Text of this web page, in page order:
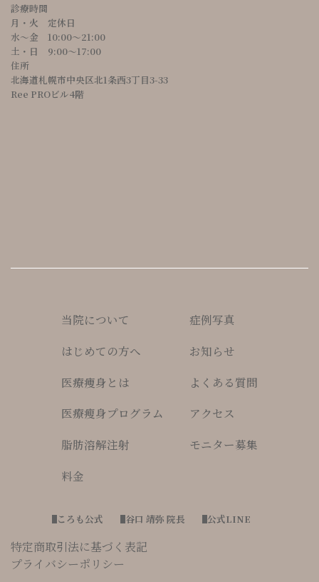
診療時間
月・火 定休日
水～金 10:00〜21:00
土・日 9:00〜17:00
住所
北海道札幌市中央区北1条西3丁目3-33
Ree PROビル4階
当院について
症例写真
はじめての方へ
お知らせ
医療痩身とは
よくある質問
医療瘦身プログラム
アクセス
脂肪溶解注射
モニター募集
料金
ころも公式 谷口 靖弥 院長 公式LINE
特定商取引法に基づく表記
プライバシーポリシー